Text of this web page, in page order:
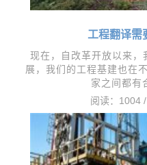
工程翻译需
现在，自改革开放以来，
展，我们的工程基建也在
家之间都有
阅读：1004 /